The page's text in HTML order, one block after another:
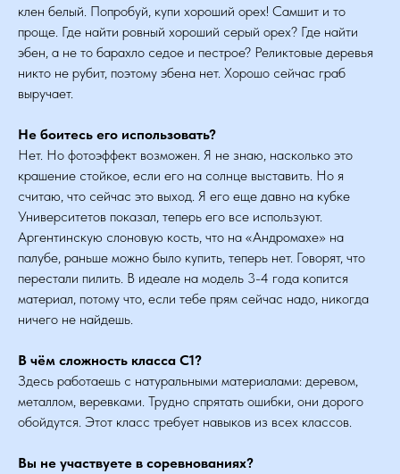
клен белый. Попробуй, купи хороший орех! Самшит и то
проще. Где найти ровный хороший серый орех? Где найти
эбен, а не то барахло седое и пестрое? Реликтовые деревья
никто не рубит, поэтому эбена нет. Хорошо сейчас граб
выручает.
Не боитесь его использовать?
Нет. Но фотоэффект возможен. Я не знаю, насколько это
крашение стойкое, если его на солнце выставить. Но я
считаю, что сейчас это выход. Я его еще давно на кубке
Университетов показал, теперь его все используют.
Аргентинскую слоновую кость, что на «Андромахе» на
палубе, раньше можно было купить, теперь нет. Говорят, что
перестали пилить. В идеале на модель 3-4 года копится
материал, потому что, если тебе прям сейчас надо, никогда
ничего не найдешь.
В чём сложность класса С1?
Здесь работаешь с натуральными материалами: деревом,
металлом, веревками. Трудно спрятать ошибки, они дорого
обойдутся. Этот класс требует навыков из всех классов.
Вы не участвуете в соревнованиях?